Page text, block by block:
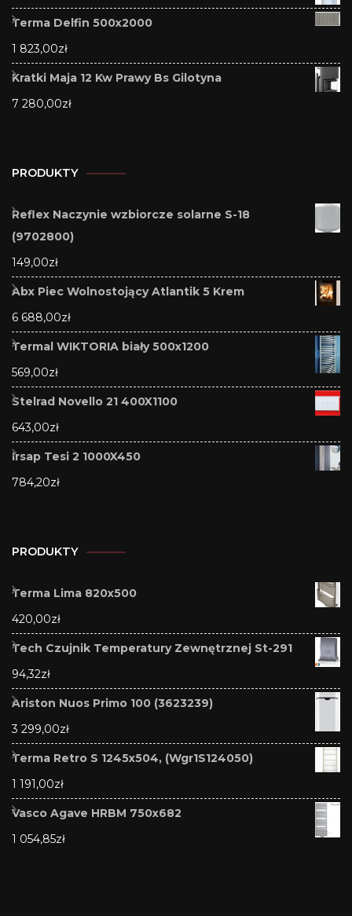
Terma Delfin 500x2000
1 823,00zł
Kratki Maja 12 Kw Prawy Bs Gilotyna
7 280,00zł
PRODUKTY
Reflex Naczynie wzbiorcze solarne S-18
(9702800)
149,00zł
Abx Piec Wolnostojący Atlantik 5 Krem
6 688,00zł
Termal WIKTORIA biały 500x1200
569,00zł
Stelrad Novello 21 400X1100
643,00zł
Irsap Tesi 2 1000X450
784,20zł
PRODUKTY
Terma Lima 820x500
420,00zł
Tech Czujnik Temperatury Zewnętrznej St-291
94,32zł
Ariston Nuos Primo 100 (3623239)
3 299,00zł
Terma Retro S 1245x504, (Wgr1S124050)
1 191,00zł
Vasco Agave HRBM 750x682
1 054,85zł